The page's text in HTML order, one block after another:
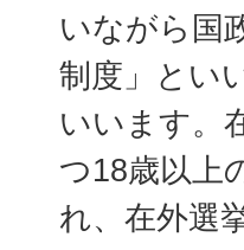
いながら国
制度」とい
いいます。
つ18歳以上
れ、在外選